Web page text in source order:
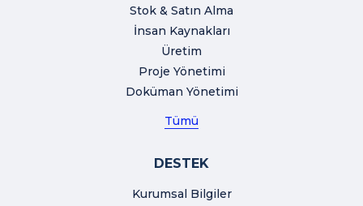
Stok & Satın Alma
İnsan Kaynakları
Üretim
Proje Yönetimi
Doküman Yönetimi
Tümü
DESTEK
Kurumsal Bilgiler